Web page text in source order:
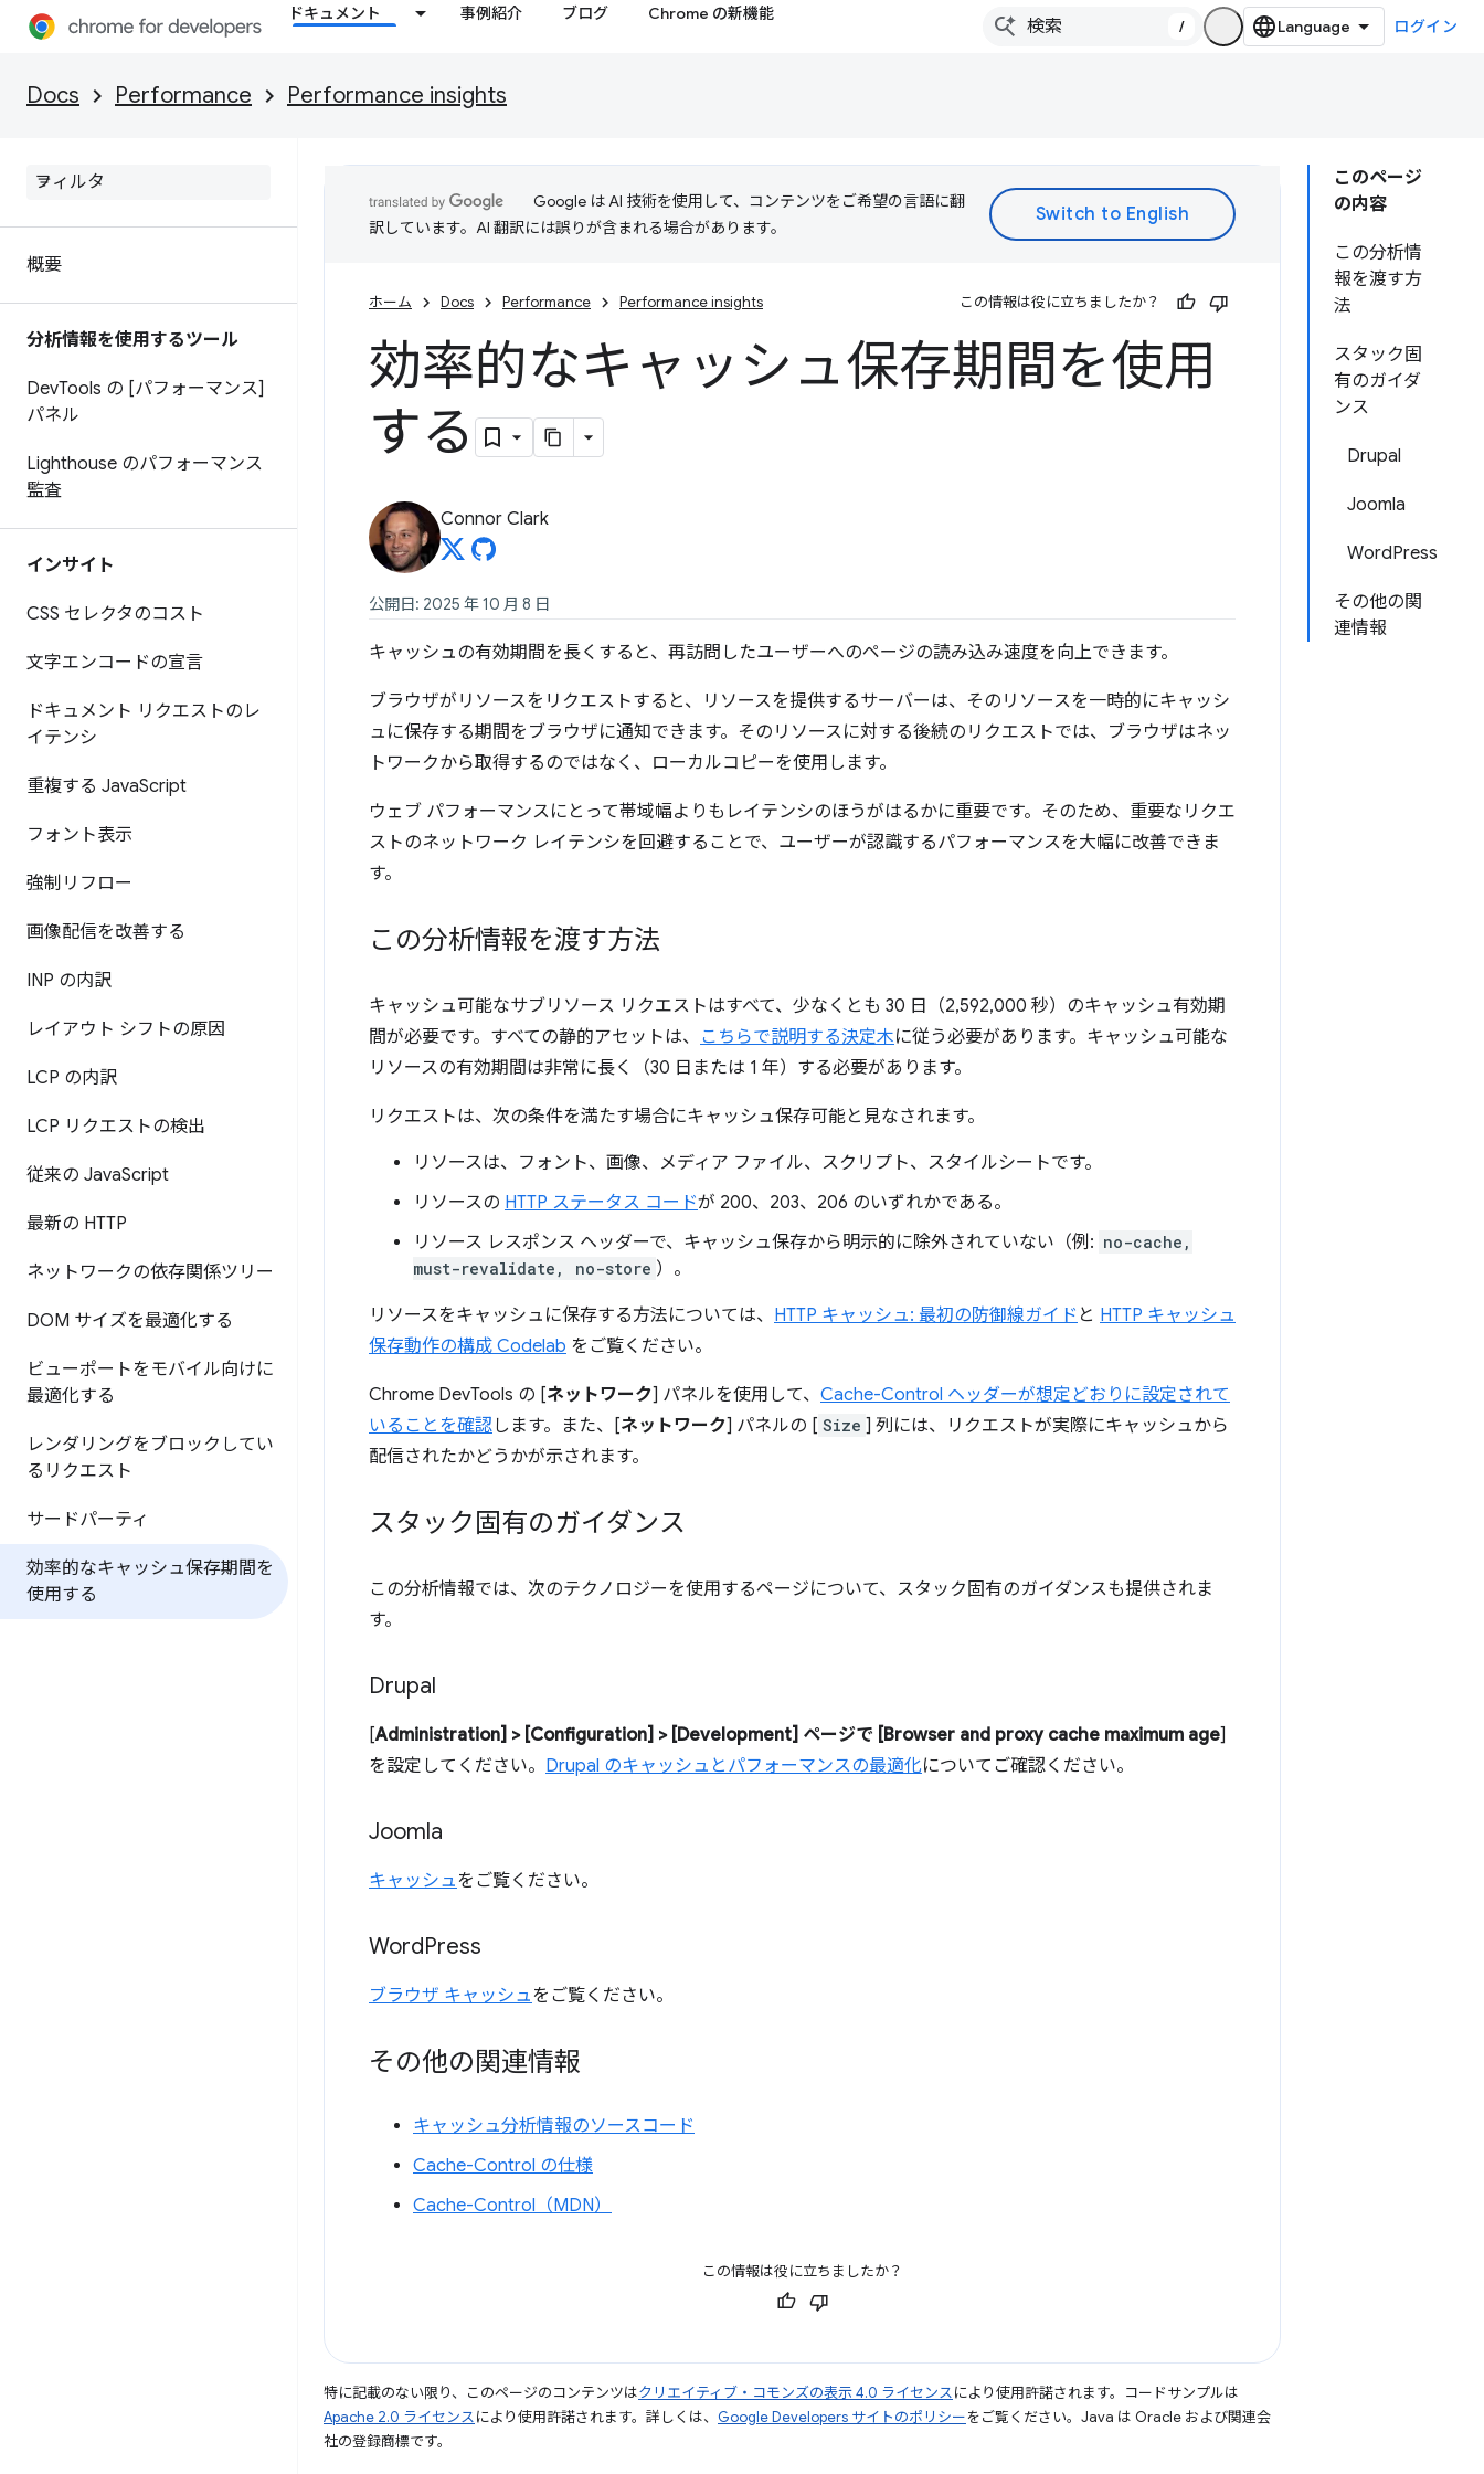
ドキュメント 事例紹介 ブログ Chrome の新機能
/ ログイン
Docs Performance Performance insights
概要
分析情報を使用するツール
DevTools の [パフォーマンス]
パネル
Lighthouse のパフォーマンス
監査
インサイト
CSS セレクタのコスト
文字エンコードの宣言
ドキュメント リクエストのレ
イテンシ
重複する JavaScript
フォント表示
強制リフロー
画像配信を改善する
INP の内訳
レイアウト シフトの原因
LCP の内訳
LCP リクエストの検出
従来の JavaScript
最新の HTTP
ネットワークの依存関係ツリー
DOM サイズを最適化する
ビューポートをモバイル向けに
最適化する
レンダリングをブロックしてい
るリクエスト
サードパーティ
効率的なキャッシュ保存期間を
使用する
このページ
の内容
この分析情
報を渡す方
法
スタック固
有のガイダ
ンス
Drupal
Joomla
WordPress
その他の関
連情報
Google は AI 技術を使用して、コンテンツをご希望の言語に翻
訳しています。AI 翻訳には誤りが含まれる場合があります。
ホーム Docs Performance Performance insights この情報は役に立ちましたか？
効率的なキャッシュ保存期間を使用
する
Connor Clark
公開日: 2025 年 10 月 8 日
キャッシュの有効期間を長くすると、再訪問したユーザーへのページの読み込み速度を向上できます。
ブラウザがリソースをリクエストすると、リソースを提供するサーバーは、そのリソースを一時的にキャッシ
ュに保存する期間をブラウザに通知できます。そのリソースに対する後続のリクエストでは、ブラウザはネッ
トワークから取得するのではなく、ローカルコピーを使用します。
ウェブ パフォーマンスにとって帯域幅よりもレイテンシのほうがはるかに重要です。そのため、重要なリクエ
ストのネットワーク レイテンシを回避することで、ユーザーが認識するパフォーマンスを大幅に改善できま
す。
この分析情報を渡す方法
キャッシュ可能なサブリソース リクエストはすべて、少なくとも 30 日（2,592,000 秒）のキャッシュ有効期
間が必要です。すべての静的アセットは、 こちらで説明する決定木に従う必要があります。キャッシュ可能な
リソースの有効期間は非常に長く（30 日または 1 年）する必要があります。
リクエストは、次の条件を満たす場合にキャッシュ保存可能と見なされます。
リソースは、フォント、画像、メディア ファイル、スクリプト、スタイルシートです。
リソースの HTTP ステータス コードが 200、203、206 のいずれかである。
リソース レスポンス ヘッダーで、キャッシュ保存から明示的に除外されていない（例: no-cache,
must-revalidate, no-store ）。
リソースをキャッシュに保存する方法については、 HTTP キャッシュ: 最初の防御線ガイド と HTTP キャッシュ
保存動作の構成 Codelab をご覧ください。
Chrome DevTools の [ネットワーク] パネルを使用して、 Cache-Control ヘッダーが想定どおりに設定されて
いることを確認します。また、[ネットワーク] パネルの [ Size ] 列には、リクエストが実際にキャッシュから
配信されたかどうかが示されます。
スタック固有のガイダンス
この分析情報では、次のテクノロジーを使用するページについて、スタック固有のガイダンスも提供されま
す。
Drupal
[Administration] > [Configuration] > [Development] ページで [Browser and proxy cache maximum age]
を設定してください。 Drupal のキャッシュとパフォーマンスの最適化についてご確認ください。
Joomla
キャッシュをご覧ください。
WordPress
ブラウザ キャッシュをご覧ください。
その他の関連情報
キャッシュ分析情報のソースコード
Cache-Control の仕様
Cache-Control（MDN）
この情報は役に立ちましたか？
特に記載のない限り、このページのコンテンツはクリエイティブ・コモンズの表示 4.0 ライセンスにより使用許諾されます。コードサンプルは
Apache 2.0 ライセンスにより使用許諾されます。詳しくは、 Google Developers サイトのポリシーをご覧ください。Java は Oracle および関連会
社の登録商標です。